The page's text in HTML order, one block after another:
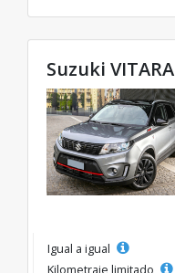
Suzuki VITARA
Igual a igual
Kilometraje limitado